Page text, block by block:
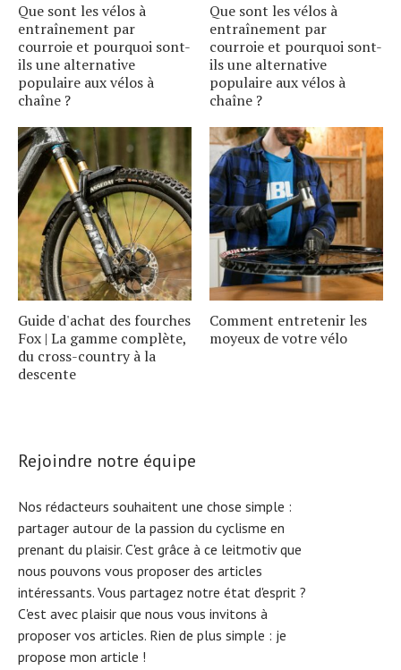
Que sont les vélos à
entraînement par
courroie et pourquoi sont-
ils une alternative
populaire aux vélos à
chaîne ?
Que sont les vélos à
entraînement par
courroie et pourquoi sont-
ils une alternative
populaire aux vélos à
chaîne ?
Guide d'achat des fourches
Fox | La gamme complète,
du cross-country à la
descente
Comment entretenir les
moyeux de votre vélo
Rejoindre notre équipe
Nos rédacteurs souhaitent une chose simple :
partager autour de la passion du cyclisme en
prenant du plaisir. C'est grâce à ce leitmotiv que
nous pouvons vous proposer des articles
intéressants. Vous partagez notre état d'esprit ?
C'est avec plaisir que nous vous invitons à
proposer vos articles. Rien de plus simple : je
propose mon article !